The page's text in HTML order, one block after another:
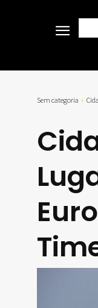
Sem categoria